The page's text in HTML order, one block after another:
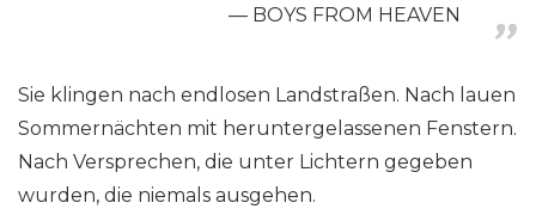
BOYS FROM HEAVEN
Sie klingen nach endlosen Landstraßen. Nach lauen
Sommernächten mit heruntergelassenen Fenstern.
Nach Versprechen, die unter Lichtern gegeben
wurden, die niemals ausgehen.